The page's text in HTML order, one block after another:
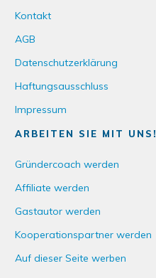
Kontakt
AGB
Datenschutzerklärung
Haftungsausschluss
Impressum
ARBEITEN SIE MIT UNS!
Gründercoach werden
Affiliate werden
Gastautor werden
Kooperationspartner werden
Auf dieser Seite werben